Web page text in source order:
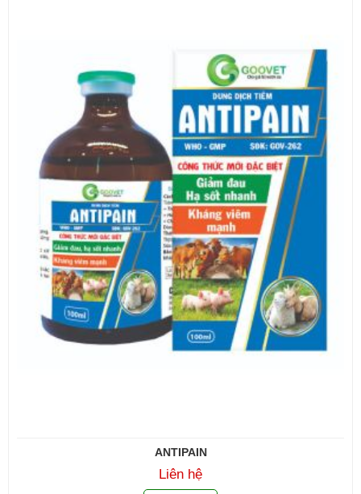
ANTIPAIN
Liên hệ